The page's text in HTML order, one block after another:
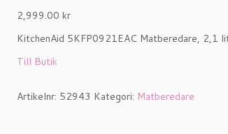
2,999.00 kr
KitchenAid 5KFP0921EAC Matberedare, 2,1
Till Butik
Artikelnr: 52943 Kategori: Matberedare